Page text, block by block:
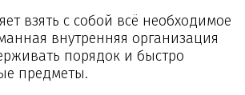
взять с собой всё необходимое
внутренняя организация
порядок и быстро
предметы.